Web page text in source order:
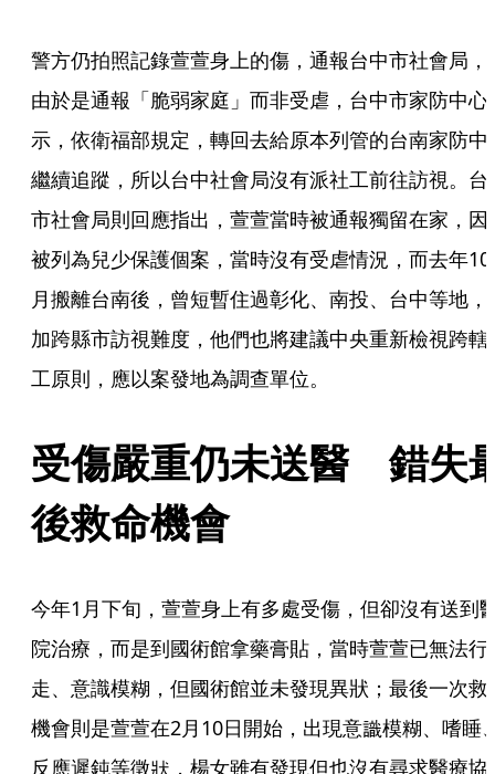
警方仍拍照記錄萱萱身上的傷，通報台中市社會局，
由於是通報「脆弱家庭」而非受虐，台中市家防中心
示，依衛福部規定，轉回去給原本列管的台南家防中
繼續追蹤，所以台中社會局沒有派社工前往訪視。台
市社會局則回應指出，萱萱當時被通報獨留在家，因
被列為兒少保護個案，當時沒有受虐情況，而去年10
月搬離台南後，曾短暫住過彰化、南投、台中等地，
加跨縣市訪視難度，他們也將建議中央重新檢視跨轄
工原則，應以案發地為調查單位。
受傷嚴重仍未送醫　錯失
後救命機會
今年1月下旬，萱萱身上有多處受傷，但卻沒有送到
院治療，而是到國術館拿藥膏貼，當時萱萱已無法行
走、意識模糊，但國術館並未發現異狀；最後一次救
機會則是萱萱在2月10日開始，出現意識模糊、嗜睡
反應遲鈍等徵狀，楊女雖有發現但也沒有尋求醫療協